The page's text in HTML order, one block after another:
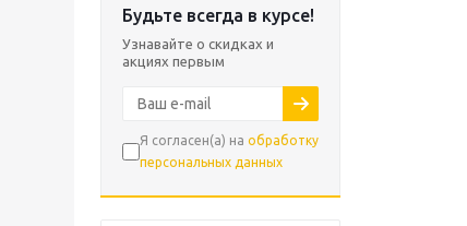
Будьте всегда в курсе!
Узнавайте о скидках и
акциях первым
Я согласен(а) на обработку
персональных данных